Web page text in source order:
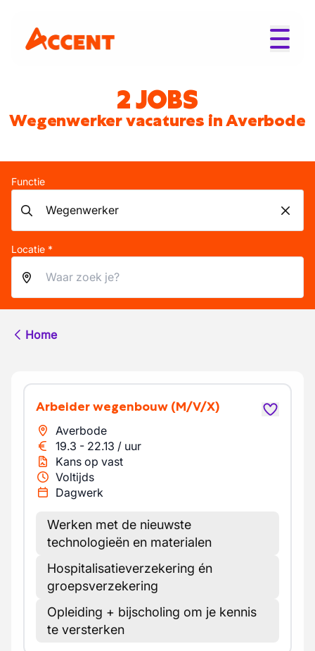
2 JOBS
Wegenwerker vacatures in Averbode
Functie
Locatie *
Home
Arbeider wegenbouw (M/V/X)
Averbode
19.3 - 22.13 / uur
Kans op vast
Voltijds
Dagwerk
Werken met de nieuwste
technologieën en materialen
Hospitalisatieverzekering én
groepsverzekering
Opleiding + bijscholing om je kennis
te versterken